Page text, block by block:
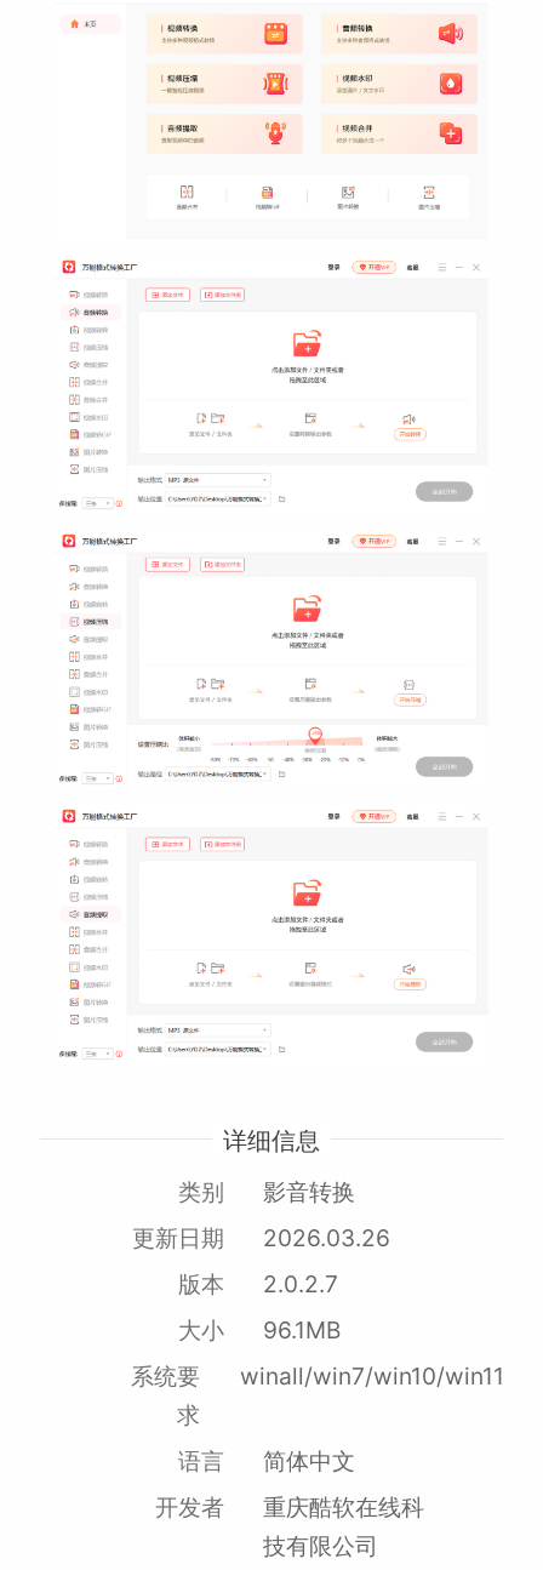
详细信息
类别
影音转换
更新日期
2026.03.26
版本
2.0.2.7
大小
96.1MB
系统要
求
winall/win7/win10/win11
语言
简体中文
开发者
重庆酷软在线科
技有限公司